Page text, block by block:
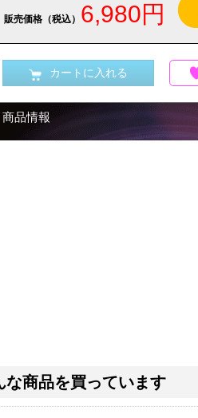
販売価格（税込） 6,980円
カートに入れる
商品情報
な商品を買っています